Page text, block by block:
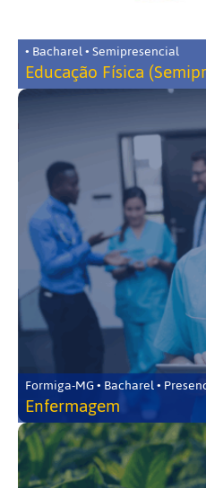
• Bacharel • Semipresencial
Educação Física
Formiga-MG • Bacharel •
Enfermagem